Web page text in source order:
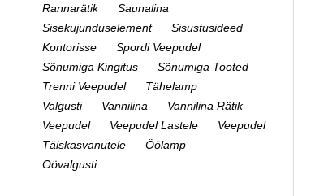
Rannarätik
Saunalina
Sisekujunduselement
Sisustusideed
Kontorisse
Spordi Veepudel
Sõnumiga Kingitus
Sõnumiga Tooted
Trenni Veepudel
Tähelamp
Valgusti
Vannilina
Vannilina Rätik
Veepudel
Veepudel Lastele
Veepudel
Täiskasvanutele
Öölamp
Öövalgusti